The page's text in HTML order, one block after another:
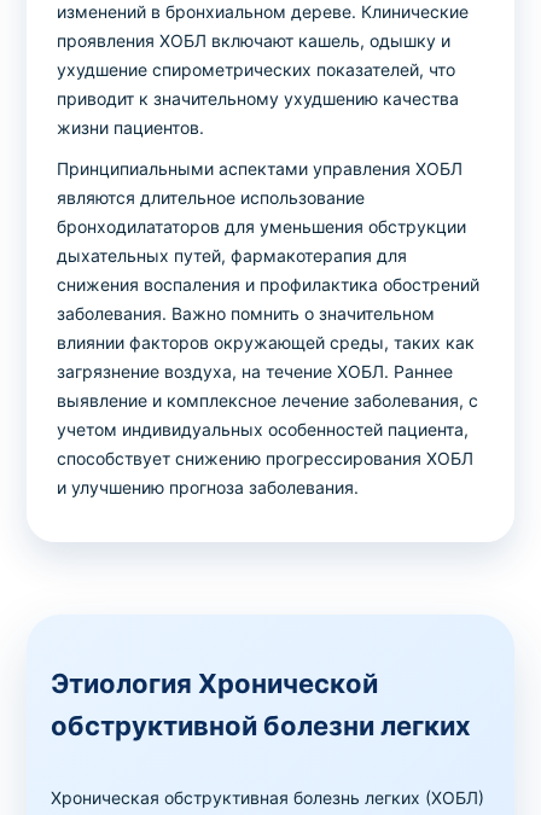
изменений в бронхиальном дереве. Клинические
проявления ХОБЛ включают кашель, одышку и
ухудшение спирометрических показателей, что
приводит к значительному ухудшению качества
жизни пациентов.
Принципиальными аспектами управления ХОБЛ
являются длительное использование
бронходилататоров для уменьшения обструкции
дыхательных путей, фармакотерапия для
снижения воспаления и профилактика обострений
заболевания. Важно помнить о значительном
влиянии факторов окружающей среды, таких как
загрязнение воздуха, на течение ХОБЛ. Раннее
выявление и комплексное лечение заболевания, с
учетом индивидуальных особенностей пациента,
способствует снижению прогрессирования ХОБЛ
и улучшению прогноза заболевания.
Этиология Хронической
обструктивной болезни легких
Хроническая обструктивная болезнь легких (ХОБЛ)